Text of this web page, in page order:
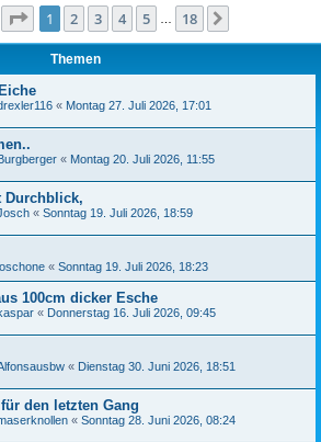
Seite 1von 18
1 2 3 4 5 18
Themen
« Montag 27. Juli 2026, 17:01
« Montag 20. Juli 2026, 11:55
Durchblick,
« Sonntag 19. Juli 2026, 18:59
« Sonntag 19. Juli 2026, 18:23
100cm dicker Esche
« Donnerstag 16. Juli 2026, 09:45
« Dienstag 30. Juni 2026, 18:51
den letzten Gang
« Sonntag 28. Juni 2026, 08:24